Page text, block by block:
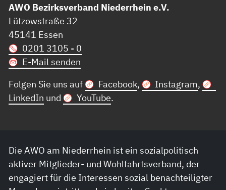
AWO Bezirksverband Niederrhein e.V.
Lützowstraße 32
45141 Essen
0201 3105 - 0
E-Mail senden
Folgen Sie uns auf
Facebook, Instagram,
LinkedIn und YouTube.
Die AWO am Niederrhein ist ein sozialpolitisch
aktiver Mitglieder- und Wohlfahrtsverband, der
engagiert für die Interessen sozial benachteiligter